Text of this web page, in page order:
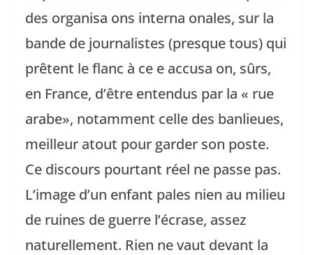
des organisa ons interna onales, sur la
bande de journalistes (presque tous) qui
prêtent le flanc à ce e accusa on, sûrs,
en France, d’être entendus par la « rue
arabe», notamment celle des banlieues,
meilleur atout pour garder son poste.
Ce discours pourtant réel ne passe pas.
L’image d’un enfant pales nien au milieu
de ruines de guerre l’écrase, assez
naturellement. Rien ne vaut devant la